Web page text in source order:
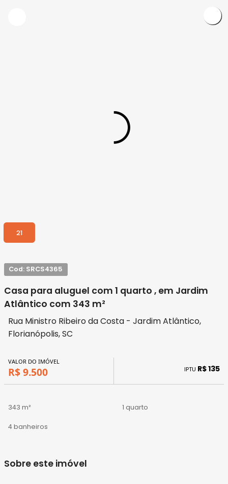
21
Cod: SRCS4365
Casa para aluguel com 1 quarto , em Jardim
Atlântico com 343 m²
Rua Ministro Ribeiro da Costa - Jardim Atlântico,
Florianópolis, SC
VALOR DO IMÓVEL
R$ 9.500 IPTU R$ 135
343 m² 1 quarto
4 banheiros
Sobre este imóvel